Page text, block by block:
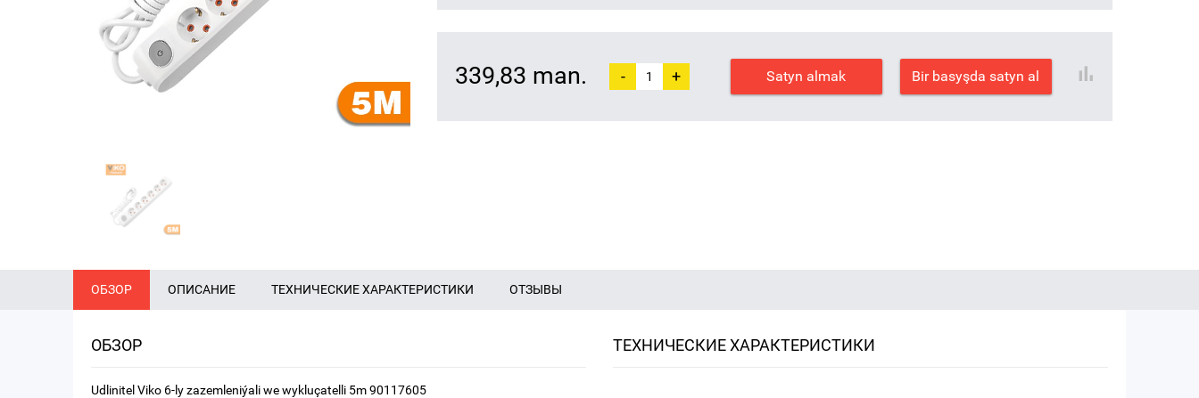
339,83 man. - + Satyn almak Bir basyşda satyn al
ОБЗОР ОПИСАНИЕ ТЕХНИЧЕСКИЕ ХАРАКТЕРИСТИКИ ОТЗЫВЫ
ОБЗОР
Udlinitel Viko 6-ly zazemleniýali we wykluçatelli 5m 90117605
ТЕХНИЧЕСКИЕ ХАРАКТЕРИСТИКИ